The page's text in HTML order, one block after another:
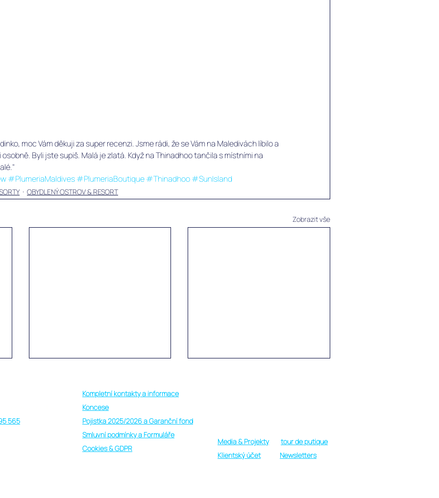
moc Vám děkuji za super recenzi. Jsme rádi, že se Vám na Maledivách líbilo a
Byli jste supiš. Malá je zlatá. Když na Thinadhoo tančila s místními na
#PlumeriaMaldives#PlumeriaBoutique#Thinadhoo#SunIsland
OBYDLENÝ OSTROV & RESORT
Zobrazit vše
Perfektní organizace a
Dovolená snů a plná zážitků v
565
Kompletní kontakty a informace
Koncese
Pojistka 2025/2026 a Garanční fond
Smluvní podmínky a Formuláře
Cookies & GDPR
Media & Projekty
tour de putique
Klientský účet
Newsletters